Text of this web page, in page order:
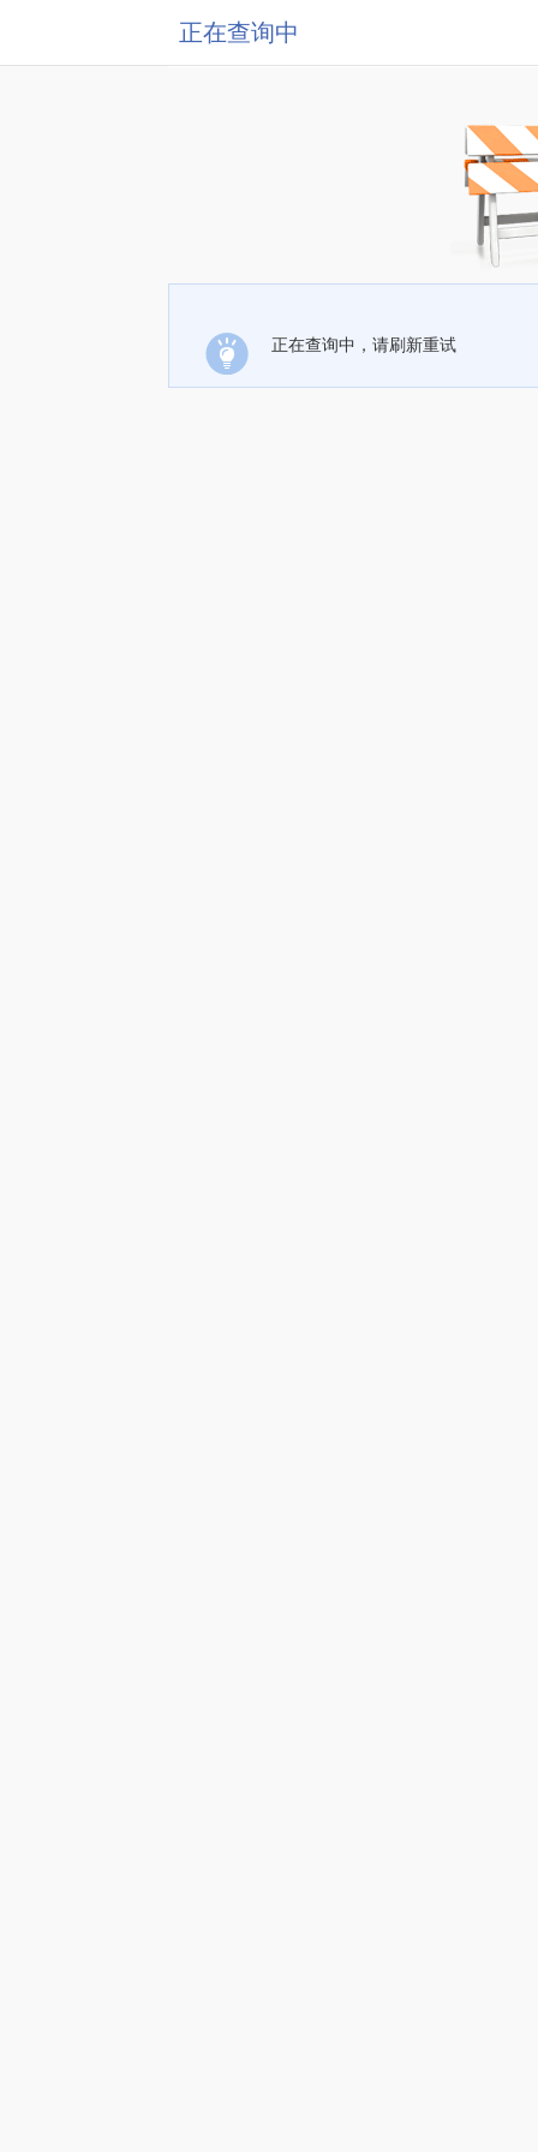
正在查询中
正在查询中，请刷新重试